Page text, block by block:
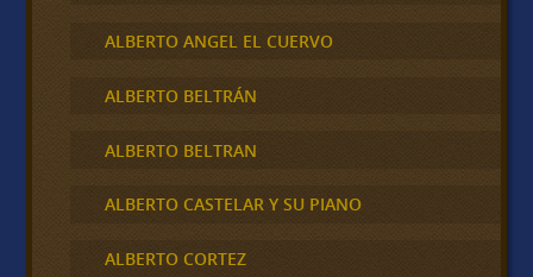
ALBERTO ANGEL EL CUERVO
ALBERTO BELTRÁN
ALBERTO BELTRAN
ALBERTO CASTELAR Y SU PIANO
ALBERTO CORTEZ